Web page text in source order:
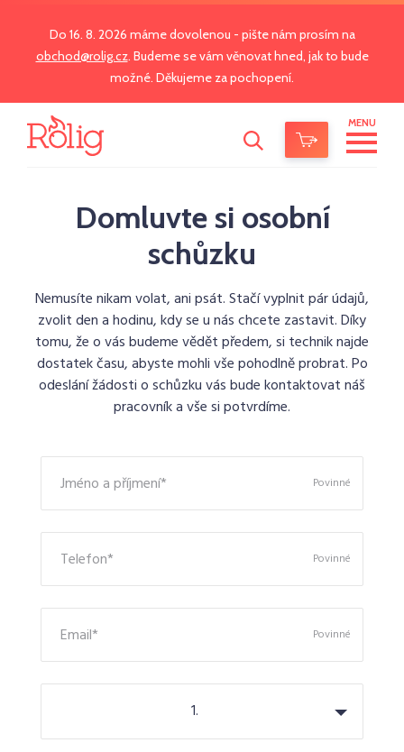
Do 16. 8. 2026 máme dovolenou - pište nám prosím na
obchod@rolig.cz. Budeme se vám věnovat hned, jak to bude
možné. Děkujeme za pochopení.
MENU
Domluvte si osobní
schůzku
Nemusíte nikam volat, ani psát. Stačí vyplnit pár údajů,
zvolit den a hodinu, kdy se u nás chcete zastavit. Díky
tomu, že o vás budeme vědět předem, si technik najde
dostatek času, abyste mohli vše pohodlně probrat. Po
odeslání žádosti o schůzku vás bude kontaktovat náš
pracovník a vše si potvrdíme.
Jméno a příjmení* Povinné
Telefon* Povinné
Email* Povinné
1.